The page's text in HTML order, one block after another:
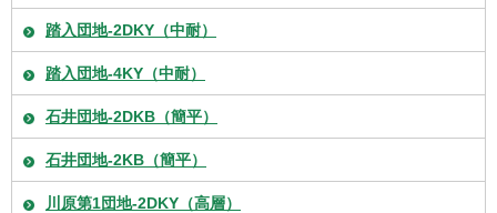
踏入団地-2DKY（中耐）
踏入団地-4KY（中耐）
石井団地-2DKB（簡平）
石井団地-2KB（簡平）
川原第1団地-2DKY（高層）